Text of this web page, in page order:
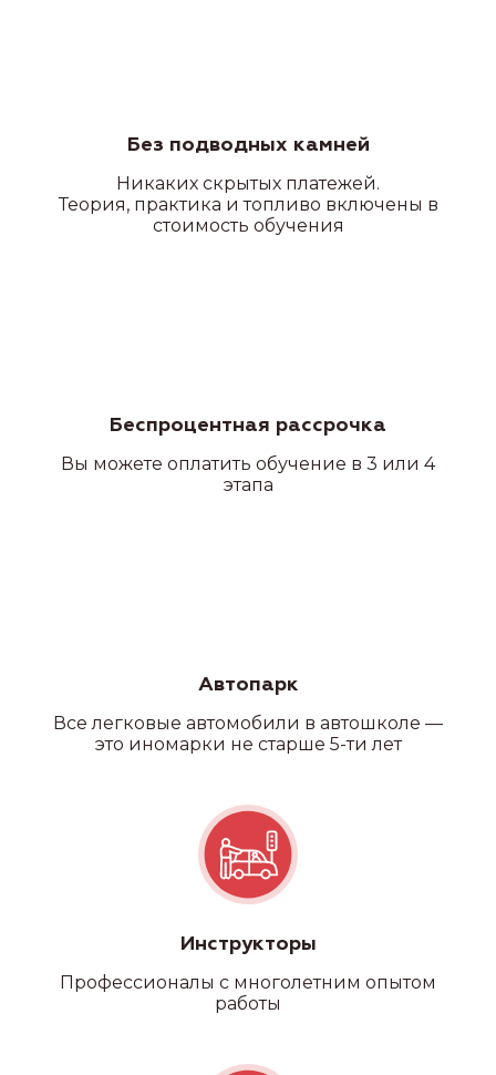
Без подводных камней
Никаких скрытых платежей.
Теория, практика и топливо включены в
стоимость обучения
Беспроцентная рассрочка
Вы можете оплатить обучение в 3 или 4
этапа
Автопарк
Все легковые автомобили в автошколе —
это иномарки не старше 5-ти лет
Инструкторы
Профессионалы с многолетним опытом
работы